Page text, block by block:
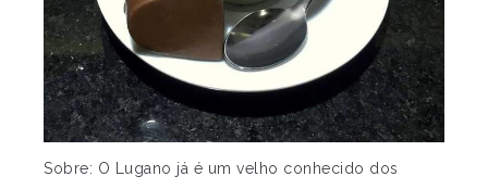
Sobre: O Lugano já é um velho conhecido dos